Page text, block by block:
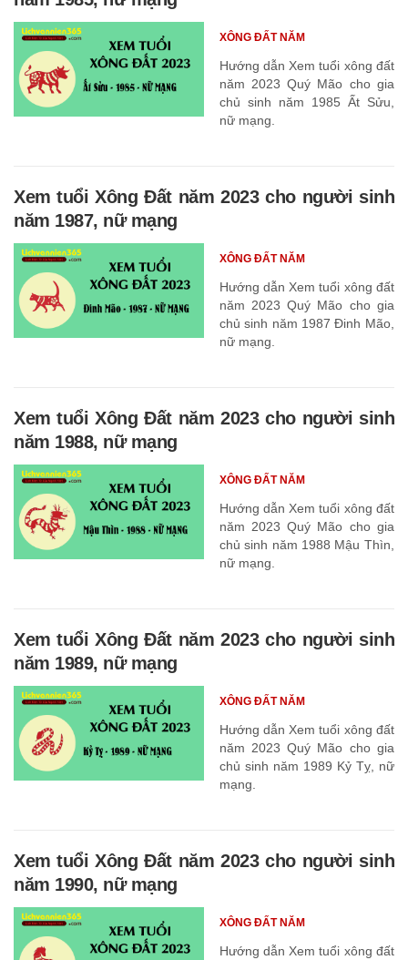
Hướng dẫn Xem tuổi xông đất
năm 2023 Quý Mão cho gia
chủ sinh năm 1985 Ất Sửu,
nữ mạng.
XÔNG ĐẤT NĂM
Xem tuổi Xông Đất năm 2023 cho người sinh
năm 1987, nữ mạng
Hướng dẫn Xem tuổi xông đất
năm 2023 Quý Mão cho gia
chủ sinh năm 1987 Đinh Mão,
nữ mạng.
XÔNG ĐẤT NĂM
Xem tuổi Xông Đất năm 2023 cho người sinh
năm 1988, nữ mạng
Hướng dẫn Xem tuổi xông đất
năm 2023 Quý Mão cho gia
chủ sinh năm 1988 Mậu Thìn,
nữ mạng.
XÔNG ĐẤT NĂM
Xem tuổi Xông Đất năm 2023 cho người sinh
năm 1989, nữ mạng
Hướng dẫn Xem tuổi xông đất
năm 2023 Quý Mão cho gia
chủ sinh năm 1989 Kỷ Tỵ, nữ
mạng.
XÔNG ĐẤT NĂM
Xem tuổi Xông Đất năm 2023 cho người sinh
năm 1990, nữ mạng
Hướng dẫn Xem tuổi xông đất
XÔNG ĐẤT NĂM